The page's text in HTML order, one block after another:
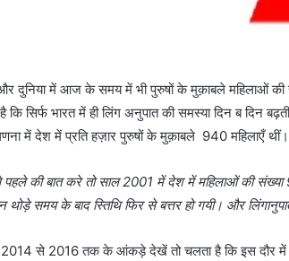
दुनिया में आज के समय में भी पुरुषों के मुक़ाबले महिलाओं की
कि सिर्फ भारत में ही लिंग अनुपात की समस्या दिन ब दिन
में देश में प्रति हज़ार पुरुषों के मुक़ाबले 940 महिलाएँ थीं।
की बात करे तो साल 2001 में देश में महिलाओं की
थोड़े समय के बाद स्तिथि फिर से बत्तर हो गयी। और
से 2016 तक के आंकड़े देखें तो चलता है कि इस दौर में